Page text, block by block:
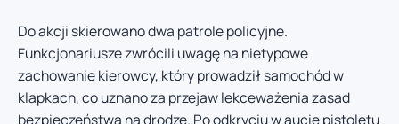
Do akcji skierowano dwa patrole policyjne.
Funkcjonariusze zwrócili uwagę na nietypowe
zachowanie kierowcy, który prowadził samochód w
klapkach, co uznano za przejaw lekceważenia zasad
bezpieczeństwa na drodze. Po odkryciu w aucie pistoletu